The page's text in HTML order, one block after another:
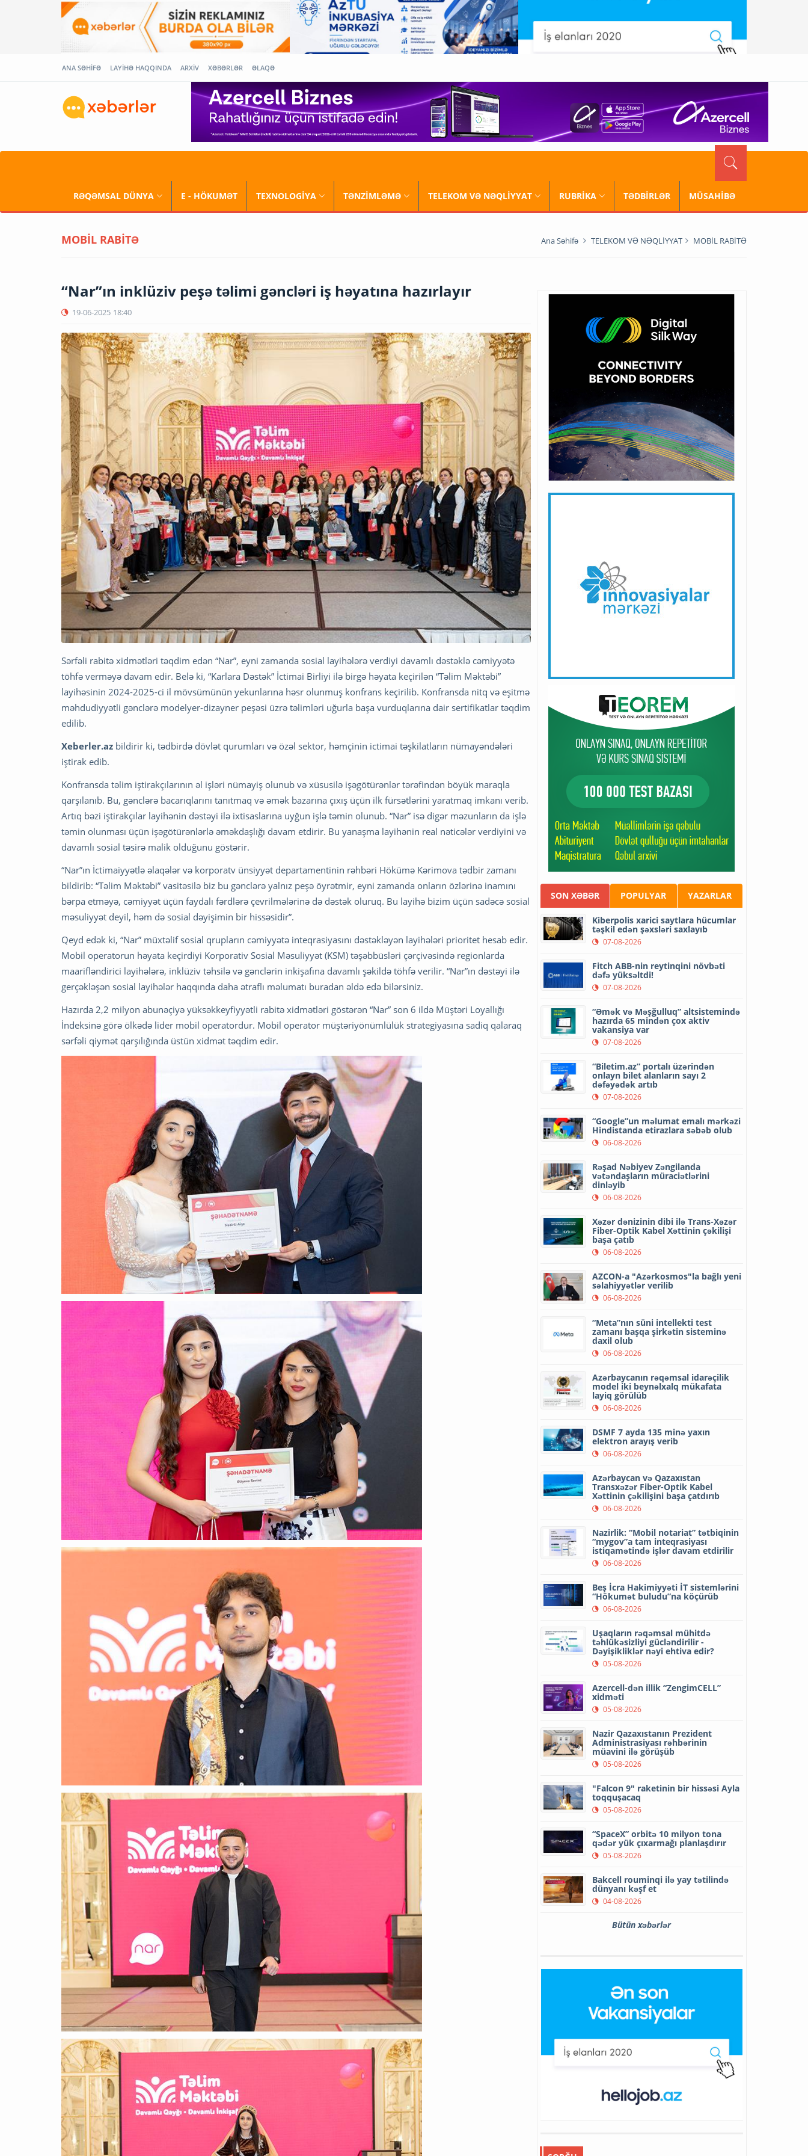
ANA SƏHİFƏ LAYİHƏ HAQQINDA ARXİV XƏBƏRLƏR ƏLAQƏ
RƏQƏMSAL DÜNYA E - HÖKUMƏT TEXNOLOGİYA TƏNZİMLƏMƏ TELEKOM VƏ NƏQLİYYAT RUBRİKA TƏDBİRLƏR MÜSAHİBƏ
MOBİL RABİTƏ Ana Səhifə TELEKOM VƏ NƏQLİYYAT MOBİL RABİTƏ
“Nar”ın inklüziv peşə təlimi gəncləri iş həyatına hazırlayır
19-06-2025 18:40
Sərfəli rabitə xidmətləri təqdim edən “Nar”, eyni zamanda sosial layihələrə verdiyi davamlı dəstəklə cəmiyyətə
töhfə verməyə davam edir. Belə ki, “Karlara Dəstək” İctimai Birliyi ilə birgə həyata keçirilən “Təlim Məktəbi”
layihəsinin 2024-2025-ci il mövsümünün yekunlarına həsr olunmuş konfrans keçirilib. Konfransda nitq və eşitmə
məhdudiyyətli gənclərə modelyer-dizayner peşəsi üzrə təlimləri uğurla başa vurduqlarına dair sertifikatlar təqdim
edilib.
Xeberler.az bildirir ki, tədbirdə dövlət qurumları və özəl sektor, həmçinin ictimai təşkilatların nümayəndələri
iştirak edib.
Konfransda təlim iştirakçılarının əl işləri nümayiş olunub və xüsusilə işəgötürənlər tərəfindən böyük maraqla
qarşılanıb. Bu, gənclərə bacarıqlarını tanıtmaq və əmək bazarına çıxış üçün ilk fürsətlərini yaratmaq imkanı verib.
Artıq bəzi iştirakçılar layihənin dəstəyi ilə ixtisaslarına uyğun işlə təmin olunub. “Nar” isə digər məzunların da işlə
təmin olunması üçün işəgötürənlərlə əməkdaşlığı davam etdirir. Bu yanaşma layihənin real nəticələr verdiyini və
davamlı sosial təsirə malik olduğunu göstərir.
“Nar”ın İctimaiyyətlə əlaqələr və korporatv ünsiyyət departamentinin rəhbəri Hökümə Kərimova tədbir zamanı
bildirib: “Təlim Məktəbi” vasitəsilə biz bu gənclərə yalnız peşə öyrətmir, eyni zamanda onların özlərinə inamını
bərpa etməyə, cəmiyyət üçün faydalı fərdlərə çevrilmələrinə də dəstək oluruq. Bu layihə bizim üçün sadəcə sosial
məsuliyyət deyil, həm də sosial dəyişimin bir hissəsidir”.
Qeyd edək ki, “Nar” müxtəlif sosial qrupların cəmiyyətə inteqrasiyasını dəstəkləyən layihələri prioritet hesab edir.
Mobil operatorun həyata keçirdiyi Korporativ Sosial Məsuliyyət (KSM) təşəbbüsləri çərçivəsində regionlarda
maarifləndirici layihələrə, inklüziv təhsilə və gənclərin inkişafına davamlı şəkildə töhfə verilir. “Nar”ın dəstəyi ilə
gerçəkləşən sosial layihələr haqqında daha ətraflı məlumatı buradan əldə edə bilərsiniz.
Hazırda 2,2 milyon abunəçiyə yüksəkkeyfiyyətli rabitə xidmətləri göstərən “Nar” son 6 ildə Müştəri Loyallığı
İndeksinə görə ölkədə lider mobil operatordur. Mobil operator müştəriyönümlülük strategiyasına sadiq qalaraq
sərfəli qiymət qarşılığında üstün xidmət təqdim edir.
SON XƏBƏR POPULYAR YAZARLAR
Kiberpolis xarici saytlara hücumlar
təşkil edən şəxsləri saxlayıb
07-08-2026
Fitch ABB-nin reytinqini növbəti
dəfə yüksəltdi!
07-08-2026
“Əmək və Məşğulluq” altsistemində
hazırda 65 mindən çox aktiv
vakansiya var
07-08-2026
“Biletim.az” portalı üzərindən
onlayn bilet alanların sayı 2
dəfəyədək artıb
07-08-2026
“Google”un məlumat emalı mərkəzi
Hindistanda etirazlara səbəb olub
06-08-2026
Rəşad Nəbiyev Zəngilanda
vətəndaşların müraciətlərini
dinləyib
06-08-2026
Xəzər dənizinin dibi ilə Trans-Xəzər
Fiber-Optik Kabel Xəttinin çəkilişi
başa çatıb
06-08-2026
AZCON-a "Azərkosmos"la bağlı yeni
səlahiyyətlər verilib
06-08-2026
“Meta”nın süni intellekti test
zamanı başqa şirkətin sisteminə
daxil olub
06-08-2026
Azərbaycanın rəqəmsal idarəçilik
model iki beynəlxalq mükafata
layiq görülüb
06-08-2026
DSMF 7 ayda 135 minə yaxın
elektron arayış verib
06-08-2026
Azərbaycan və Qazaxıstan
Transxəzər Fiber-Optik Kabel
Xəttinin çəkilişini başa çatdırıb
06-08-2026
Nazirlik: “Mobil notariat” tətbiqinin
“mygov”a tam inteqrasiyası
istiqamətində işlər davam etdirilir
06-08-2026
Beş İcra Hakimiyyəti İT sistemlərini
“Hökumət buludu”na köçürüb
06-08-2026
Uşaqların rəqəmsal mühitdə
təhlükəsizliyi gücləndirilir -
Dəyişikliklər nəyi ehtiva edir?
05-08-2026
Azercell-dən illik “ZengimCELL”
xidməti
05-08-2026
Nazir Qazaxıstanın Prezident
Administrasiyası rəhbərinin
müavini ilə görüşüb
05-08-2026
"Falcon 9" raketinin bir hissəsi Ayla
toqquşacaq
05-08-2026
“SpaceX” orbitə 10 milyon tona
qədər yük çıxarmağı planlaşdırır
05-08-2026
Bakcell rouminqi ilə yay tətilində
dünyanı kəşf et
04-08-2026
Bütün xəbərlər